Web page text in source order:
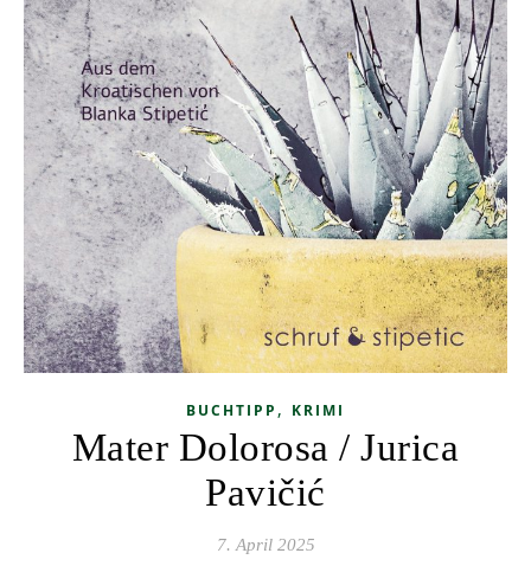
BUCHTIPP , KRIMI
Mater Dolorosa / Jurica
Pavičić
7. April 2025